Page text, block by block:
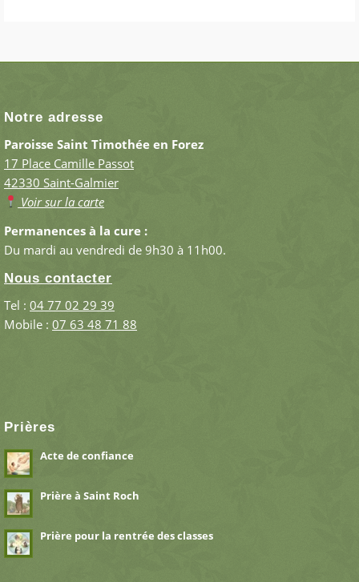
Notre adresse
Paroisse Saint Timothée en Forez
17 Place Camille Passot
42330 Saint-Galmier
Voir sur la carte
Permanences à la cure :
Du mardi au vendredi de 9h30 à 11h00.
Nous contacter
Tel : 04 77 02 29 39
Mobile : 07 63 48 71 88
Prières
Acte de confiance
Prière à Saint Roch
Prière pour la rentrée des classes